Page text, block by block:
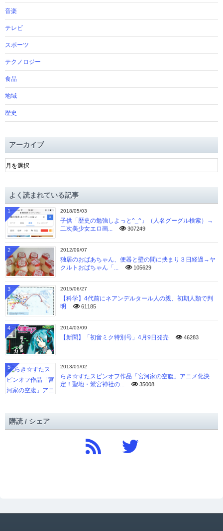
音楽
テレビ
スポーツ
テクノロジー
食品
地域
歴史
アーカイブ
ア
ー
ブよく読まれている記事
2018/05/03
子供「歴史の勉強しよっと^_^」（人名グーグル検索）→
二次美少女エロ画...
307249
1
2012/09/07
独居のおばあちゃん、便器と壁の間に挟まり３日経過→ヤ
クルトおばちゃん「...
105629
2
2015/06/27
【科学】4代前にネアンデルタール人の親、初期人類で判
明
61185
3
2014/03/09
【新聞】「初音ミク特別号」4月9日発売 46283
4
2013/01/02
らき☆すたスピンオフ作品「宮河家の空腹」アニメ化決
定！聖地・鷲宮神社の...
35008
5
購読 / シェア